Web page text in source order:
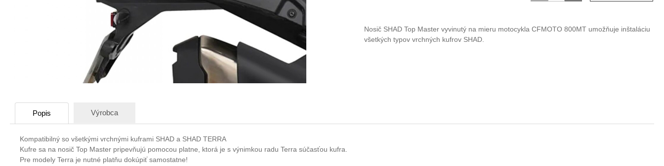
Nosič SHAD Top Master vyvinutý na mieru motocykla CFMOTO 800MT umožňuje inštaláciu
všetkých typov vrchných kufrov SHAD.
Popis Výrobca
Kompatibilný so všetkými vrchnými kuframi SHAD a SHAD TERRA
Kufre sa na nosič Top Master pripevňujú pomocou platne, ktorá je s výnimkou radu Terra súčasťou kufra.
Pre modely Terra je nutné platňu dokúpiť samostatne!